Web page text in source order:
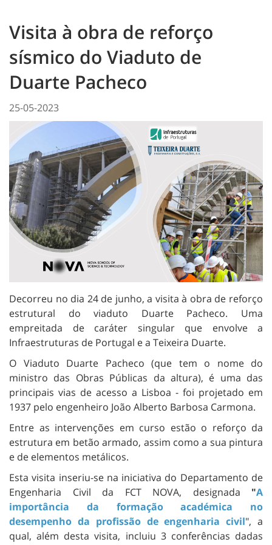
Visita à obra de reforço
sísmico do Viaduto de
Duarte Pacheco
25-05-2023
Decorreu no dia 24 de junho, a visita à obra de reforço
estrutural do viaduto Duarte Pacheco. Uma
empreitada de caráter singular que envolve a
Infraestruturas de Portugal e a Teixeira Duarte.
O Viaduto Duarte Pacheco (que tem o nome do
ministro das Obras Públicas da altura), é uma das
principais vias de acesso a Lisboa - foi projetado em
1937 pelo engenheiro João Alberto Barbosa Carmona.
Entre as intervenções em curso estão o reforço da
estrutura em betão armado, assim como a sua pintura
e de elementos metálicos.
Esta visita inseriu-se na iniciativa do Departamento de
Engenharia Civil da FCT NOVA, designada "A
importância da formação académica no
desempenho da profissão de engenharia civil", a
qual, além desta visita, incluiu 3 conferências dadas